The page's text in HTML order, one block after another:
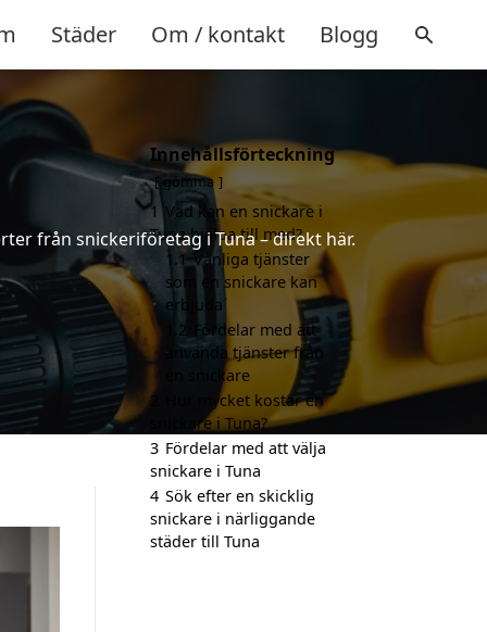
Städer Om / kontakt Blogg
från snickeriföretag i Tuna – direkt här.
Innehållsförteckning
gömma
1 Vad kan en snickare i
Tuna hjälpa till med?
1.1 Vanliga tjänster
som en snickare kan
erbjuda
1.2 Fördelar med att
använda tjänster från
en snickare
2
Hur mycket kostar en
snickare i Tuna?
3 Fördelar med att välja
snickare i Tuna
4 Sök efter en skicklig
snickare i närliggande
städer till Tuna